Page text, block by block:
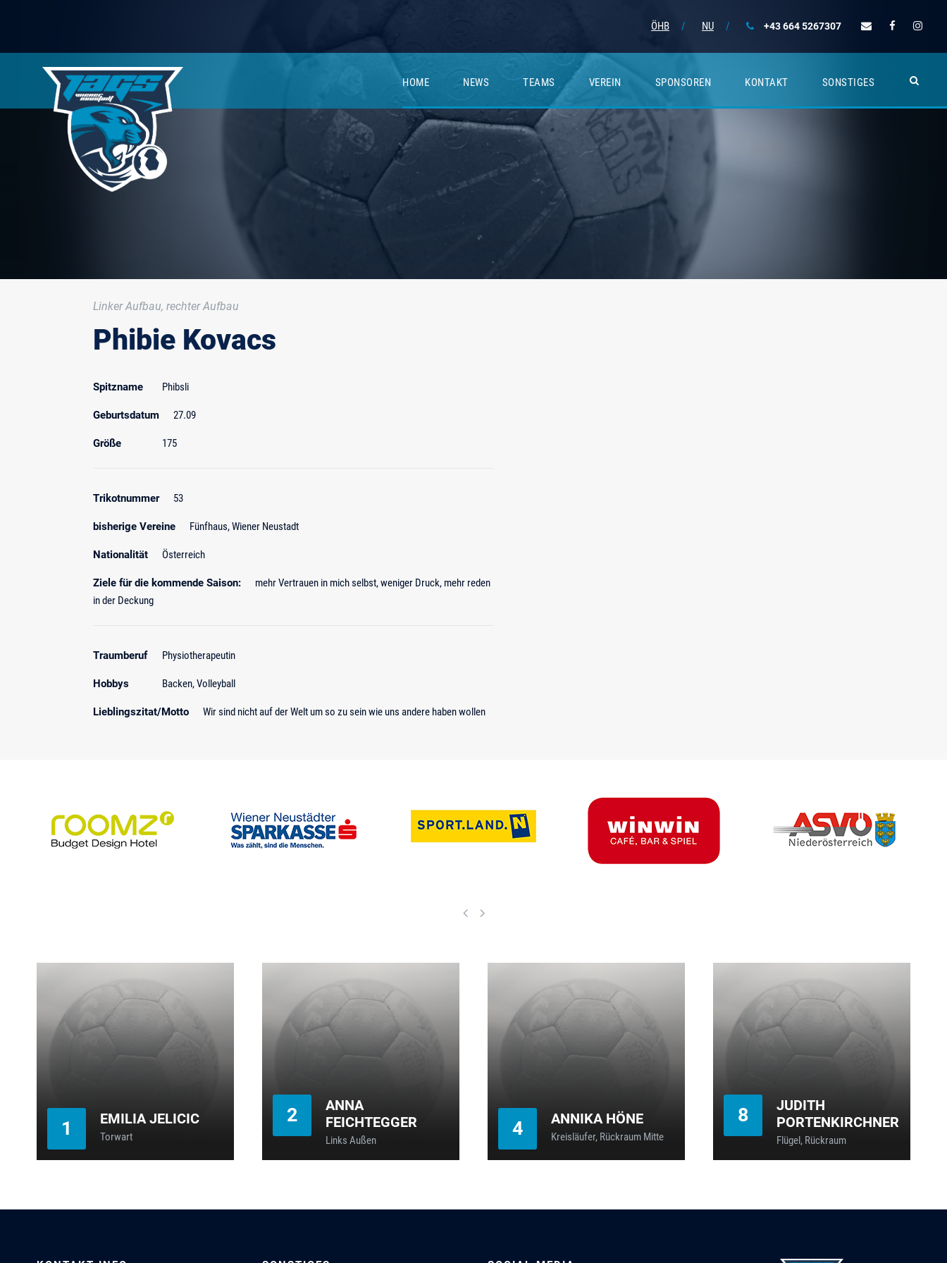
ÖHB / NU / +43 664 5267307
HOME NEWS TEAMS VEREIN SPONSOREN KONTAKT SONSTIGES
Linker Aufbau, rechter Aufbau
Phibie Kovacs
Spitzname Phibsli
Geburtsdatum 27.09
Größe 175
Trikotnummer 53
bisherige Vereine Fünfhaus, Wiener Neustadt
Nationalität Österreich
Ziele für die kommende Saison:
mehr Vertrauen in mich selbst, weniger Druck, mehr reden
in der Deckung
Traumberuf Physiotherapeutin
Hobbys Backen, Volleyball
Lieblingszitat/Motto Wir sind nicht auf der Welt um so zu sein wie uns andere haben wollen
1 EMILIA JELICIC
Torwart
2
ANNA
FEICHTEGGER
Links Außen
4 ANNIKA HÖNE
Kreisläufer, Rückraum Mitte
8
JUDITH
PORTENKIRCHNER
Flügel, Rückraum